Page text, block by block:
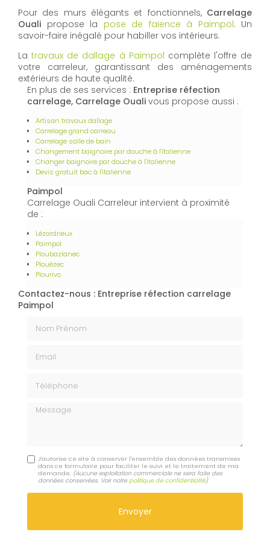
Pour des murs élégants et fonctionnels, Carrelage
Ouali propose la pose de faïence à Paimpol. Un
savoir-faire inégalé pour habiller vos intérieurs.
Latravaux de dallage à Paimpol complète l'offre de
votre carreleur, garantissant des aménagements
extérieurs de haute qualité.
En plus de ses services : Entreprise réfection
carrelage, Carrelage Ouali vous propose aussi :
Artisan travaux dallage
Carrelage grand carreau
Carrelage salle de bain
Changement baignoire par douche à l'italienne
Changer baignoire par douche à l'italienne
Devis gratuit bac à l'italienne
Paimpol
Carrelage Ouali Carreleur intervient à proximité
de :
Lézardrieux
Paimpol
Ploubazlanec
Plouézec
Plourivo
Contactez-nous : Entreprise réfection carrelage
Paimpol
Message
J'autorise ce site à conserver l'ensemble des données transmises
dans ce formulaire pour faciliter le suivi et le traitement de ma
demande. (Aucune exploitation commerciale ne sera faite des
données conservées. Voir notrepolitique de confidentialité)